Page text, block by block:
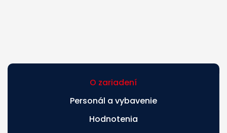
O zariadení
Personál a vybavenie
Hodnotenia